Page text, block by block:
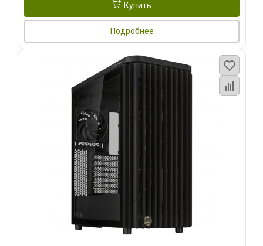
Купить
Подробнее